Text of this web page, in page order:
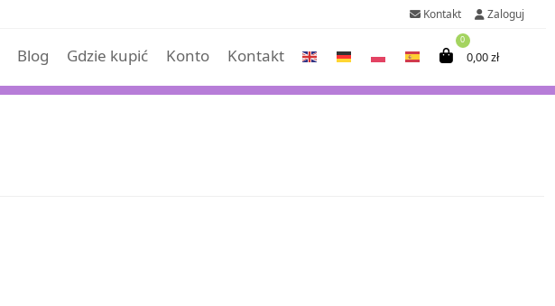
Kontakt Zaloguj
Blog Gdzie kupić Konto Kontakt
0
0,00zł